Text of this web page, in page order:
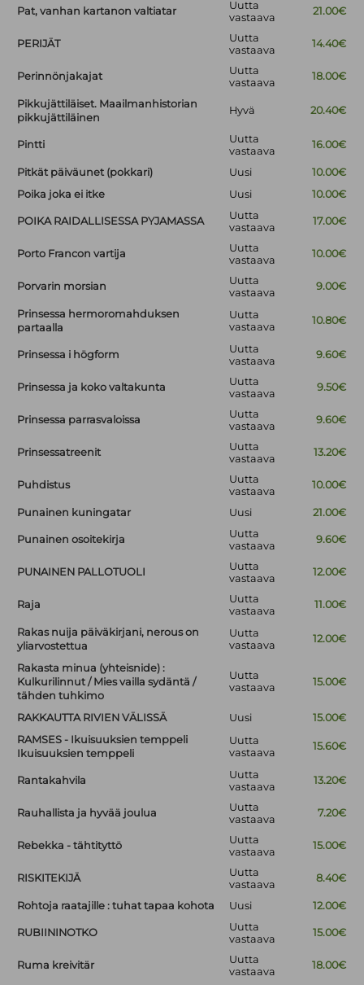
Pat, vanhan kartanon valtiatar
Uutta
vastaava
21.00€
PERIJÄT
Uutta
vastaava
14.40€
Perinnönjakajat
Uutta
vastaava
18.00€
Pikkujättiläiset. Maailmanhistorian
pikkujättiläinen
Hyvä 20.40€
Pintti
Uutta
vastaava
16.00€
Pitkät päiväunet (pokkari) Uusi
10.00€
Poika joka ei itke
Uusi 10.00€
POIKA RAIDALLISESSA PYJAMASSA
Uutta
vastaava
17.00€
Porto Francon vartija
Uutta
vastaava
10.00€
Porvarin morsian
Uutta
vastaava
9.00€
Prinsessa hermoromahduksen
partaalla
Uutta
vastaava
10.80€
Prinsessa i högform
Uutta
vastaava
9.60€
Prinsessa ja koko valtakunta
Uutta
vastaava
9.50€
Prinsessa parrasvaloissa
Uutta
vastaava
9.60€
Prinsessatreenit
Uutta
vastaava
13.20€
Puhdistus
Uutta
vastaava
10.00€
Punainen kuningatar Uusi 21.00€
Punainen osoitekirja
Uutta
vastaava
9.60€
PUNAINEN PALLOTUOLI
Uutta
vastaava
12.00€
Raja
Uutta
vastaava
11.00€
Rakas nuija päiväkirjani, nerous on
yliarvostettua
Uutta
vastaava
12.00€
Rakasta minua (yhteisnide) :
Kulkurilinnut / Mies vailla sydäntä /
tähden tuhkimo
Uutta
vastaava
15.00€
RAKKAUTTA RIVIEN VÄLISSÄ Uusi
15.00€
RAMSES - Ikuisuuksien temppeli
Ikuisuuksien temppeli
Uutta
vastaava
15.60€
Rantakahvila
Uutta
vastaava
13.20€
Rauhallista ja hyvää joulua
Uutta
vastaava
7.20€
Rebekka - tähtityttö
Uutta
vastaava
15.00€
RISKITEKIJÄ
Uutta
vastaava
8.40€
Rohtoja raatajille : tuhat tapaa kohota Uusi 12.00€
RUBIININOTKO
Uutta
vastaava
15.00€
Ruma kreivitär
Uutta
vastaava
18.00€